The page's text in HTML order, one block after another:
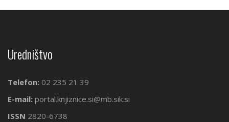
Uredništvo
Telefon: 02 235 21 39
E-mail: portal.knjiznice.si@mb.sik.si
ISSN 2820-6738